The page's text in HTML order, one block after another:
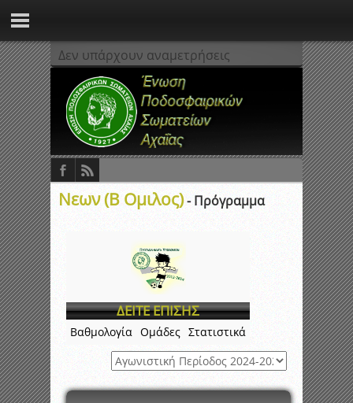
Δεν υπάρχουν αναμετρήσεις
Νεων (Β Ομιλος)- Πρόγραμμα
ΔΕΙΤΕ ΕΠΙΣΗΣ
Βαθμολογία Ομάδες Στατιστικά